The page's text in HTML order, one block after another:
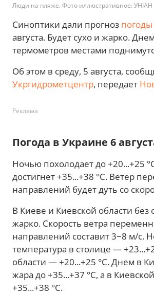
Люди на пляже. Фото иллюстративное: УНІАН
Синоптики дали прогноз погоды
августа. Будет сухо и жарко.
термометров местами
Об этом в среду, 5 августа,
Укргидрометцентр, передает
Реклама
Погода в Украине 6
Ночью похолодает до +20...+25
достигнет +35...+38 °С. Ветер
направлений будет дуть со
В Киеве и Киевской области без
жарко. Скорость ветра
направлений составит 3−8 м/с.
температура в столице —
области — +20...+25 °С. Днем в
жара до +35...+37 °С, а в
+35...+38 °С.